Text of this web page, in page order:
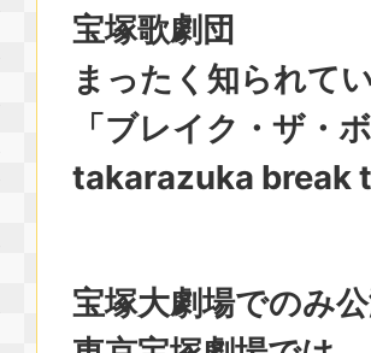
宝塚歌劇団
まったく知られて
「ブレイク・ザ・
takarazuka break
宝塚大劇場でのみ